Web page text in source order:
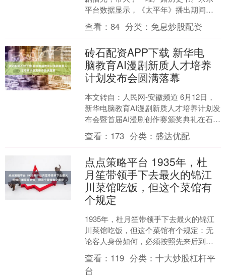
平台数据显示，《太平年》播出期间，
五代十国相关历史书籍销量同比增长20
倍，多部书目断货。....
查看：84 分类： 免息炒股配资
砖石配资APP下载 新华电
脑教育AI漫剧新质人才培养
计划发布会圆满落幕
本文转自：人民网-安徽频道 6月12日，
新华电脑教育AI漫剧新质人才培养计划发
布会暨首届AI漫剧创作赛颁奖典礼在石家
庄举行。石家庄市人力资源和社会保障
局党组成员....
查看： 173 分类： 盛达优配
点点策略平台 1935年，杜
月笙带领手下去最火的锦江
川菜馆吃饭，但这个菜馆有
个规定
1935年，杜月笙带领手下去最火的锦江
川菜馆吃饭，但这个菜馆有个规定：无
论客人身份如何，必须按照先来后到的
顺序，排队就餐。 创办人董竹君出身寒
微，1900年生于....
查看： 119 分类：十大炒股杠杆平
台